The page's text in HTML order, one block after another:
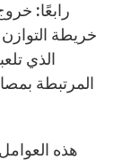
رابعًا:
خريطة التوازن
الذي
المرتبطة
هذه